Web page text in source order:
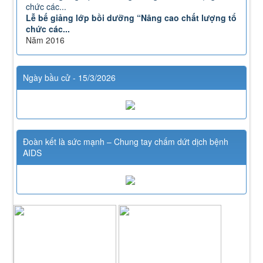
Lễ bế giảng lớp bồi dưỡng “Nâng cao chất lượng tổ
chức các...
Năm 2016
Ngày bầu cử - 15/3/2026
Đoàn kết là sức mạnh – Chung tay chấm dứt dịch bệnh
AIDS